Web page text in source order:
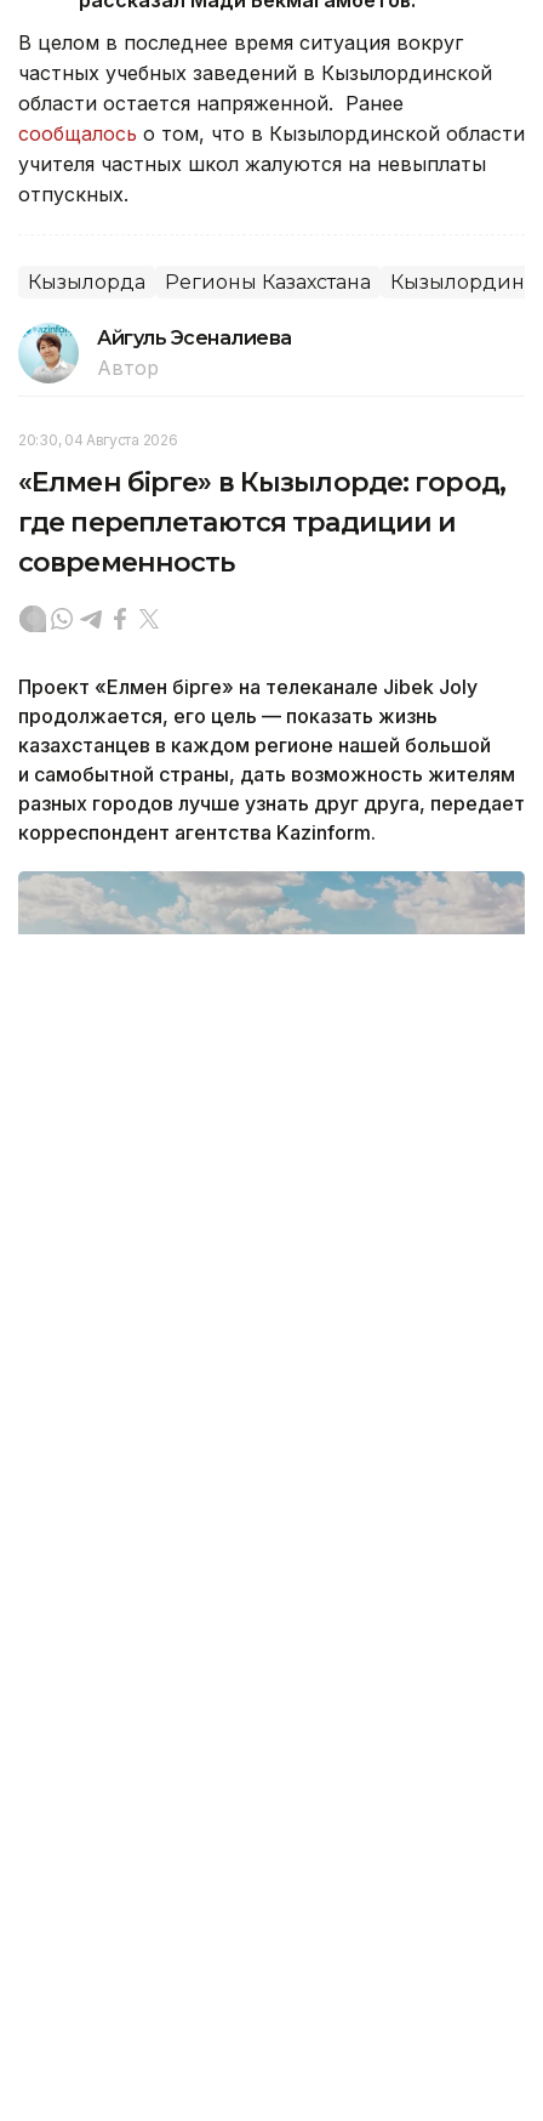
В целом в последнее время ситуация вокруг
частных учебных заведений в Кызылординской
области остается напряженной. Ранее
сообщалось о том, что в Кызылординской области
учителя частных школ жалуются на невыплаты
отпускных.
Кызылорда Регионы Казахстана
Айгуль Эсеналиева
Автор
20:30, 04 Августа 2026
«Елмен бірге» в Кызылорде: город,
где переплетаются традиции и
современность
Проект «Елмен бірге» на телеканале Jibek Joly
продолжается, его цель — показать жизнь
казахстанцев в каждом регионе нашей большой
и самобытной страны, дать возможность жителям
разных городов лучше узнать друг друга, передает
корреспондент агентства Kazinform.